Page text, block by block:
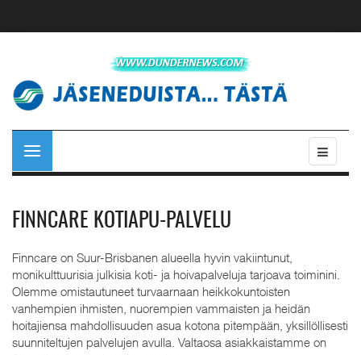
FINNCARE KOTIAPU-PALVELU
Finncare on Suur-Brisbanen alueella hyvin vakiintunut,
monikulttuurisia julkisia koti- ja hoivapalveluja tarjoava toiminini.
Olemme omistautuneet turvaarnaan heikkokuntoisten
vanhempien ihmisten, nuorempien vammaisten ja heidän
hoitajiensa mahdollisuuden asua kotona pitempään, yksillöllisesti
suunniteltujen palvelujen avulla. Valtaosa asiakkaistamme on